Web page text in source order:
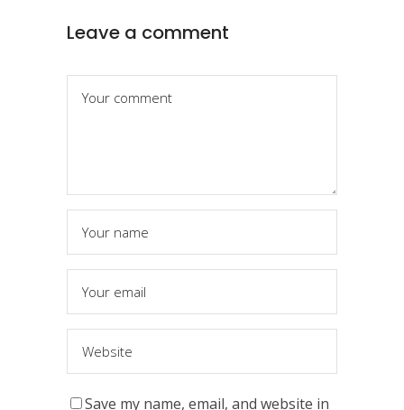
Leave a comment
Save my name, email, and website in